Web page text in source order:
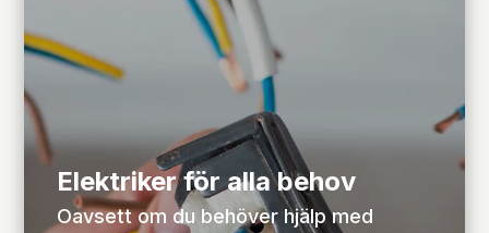
Elektriker för alla behov
Oavsett om du behöver hjälp med